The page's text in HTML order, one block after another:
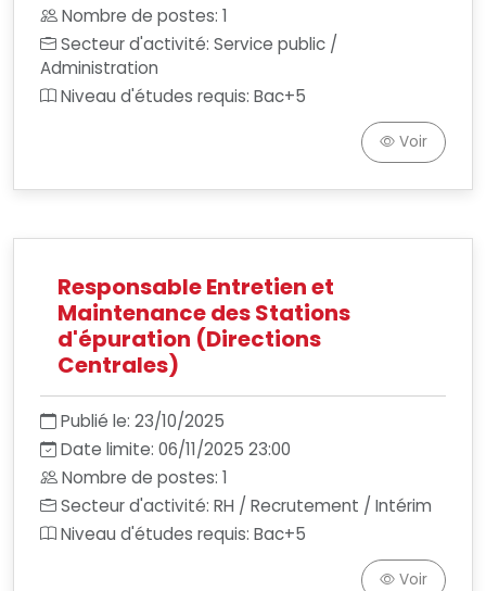
Nombre de postes: 1
Secteur d'activité: Service public /
Administration
Niveau d'études requis: Bac+5
Voir
Responsable Entretien et
Maintenance des Stations
d'épuration (Directions
Centrales)
Publié le: 23/10/2025
Date limite: 06/11/2025 23:00
Nombre de postes: 1
Secteur d'activité: RH / Recrutement / Intérim
Niveau d'études requis: Bac+5
Voir